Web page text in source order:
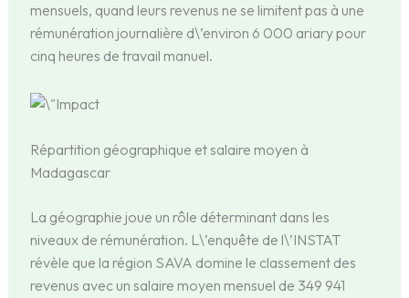
mensuels, quand leurs revenus ne se limitent pas à une
rémunération journalière d\’environ 6 000 ariary pour
cinq heures de travail manuel.
Répartition géographique et salaire moyen à
Madagascar
La géographie joue un rôle déterminant dans les
niveaux de rémunération. L\’enquête de l\’INSTAT
révèle que la région SAVA domine le classement des
revenus avec un salaire moyen mensuel de 349 941